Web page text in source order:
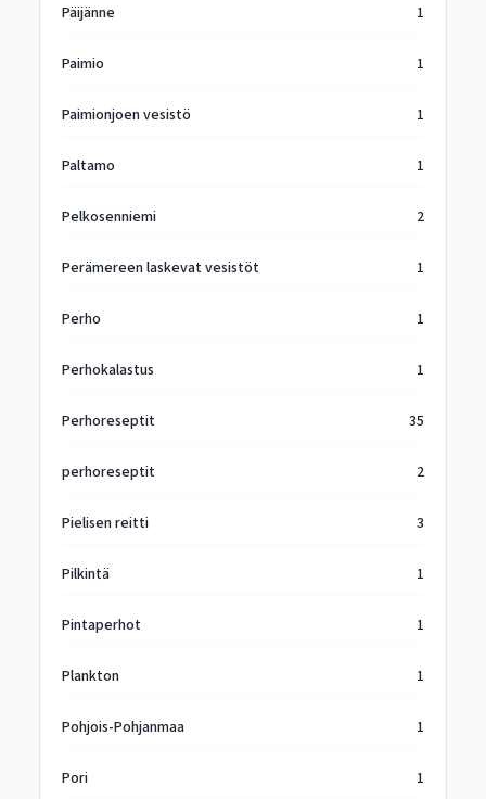
Päijänne 1
Paimio 1
Paimionjoen vesistö 1
Paltamo 1
Pelkosenniemi 2
Perämereen laskevat vesistöt 1
Perho 1
Perhokalastus 1
Perhoreseptit 35
perhoreseptit 2
Pielisen reitti 3
Pilkintä 1
Pintaperhot 1
Plankton 1
Pohjois-Pohjanmaa 1
Pori 1